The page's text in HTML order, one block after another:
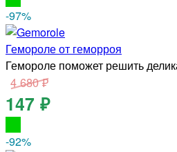
-97%
Гемороле от геморроя
Гемороле поможет решить
4 680 ₽
147 ₽
-92%